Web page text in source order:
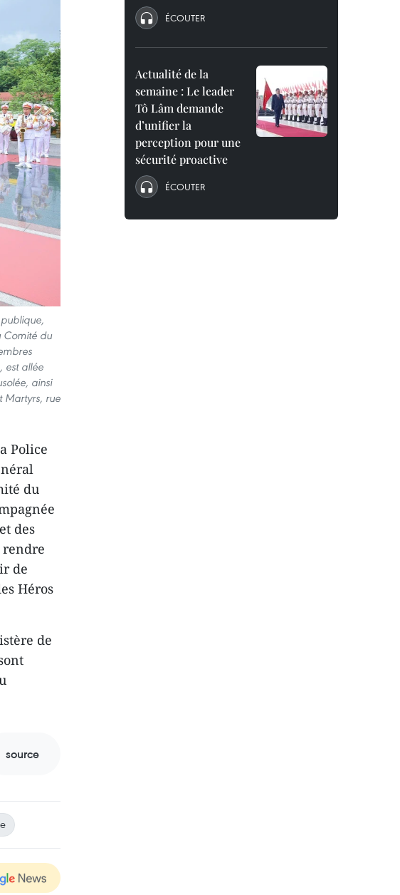
Comité du
est allée
ainsi
Martyrs, rue
Police
du
des
rendre
de
Héros
de
source
ÉCOUTER
Actualité de la
semaine : Le leader
Tô Lâm demande
d’unifier la
perception pour une
sécurité proactive
ÉCOUTER